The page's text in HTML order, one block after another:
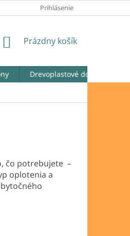
PODMIENKY
Prihlásenie
NÁKUPNÝ
Prázdny košík
Drevoplastové dosky
čo potrebujete –
oplotenia a